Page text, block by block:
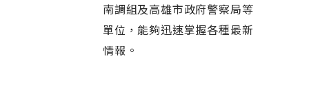
南調組及高雄市政府警察局等
單位，能夠迅速掌握各種最新
情報。